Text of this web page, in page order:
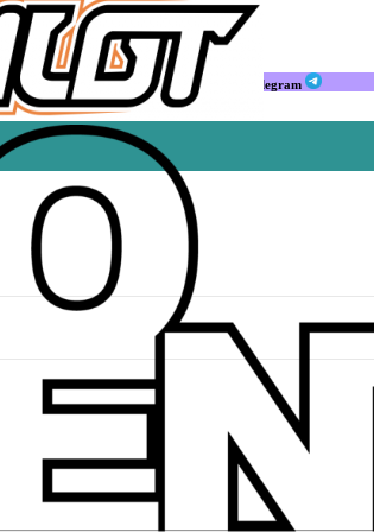
Мы в Telegram